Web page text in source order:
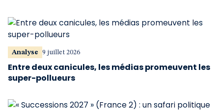
Analyse 9 juillet 2026
Entre deux canicules, les médias promeuvent les
super-pollueurs